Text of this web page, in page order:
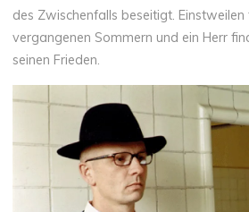
des Zwischenfalls beseitigt.
vergangenen Sommern und ein Herr
seinen Frieden.